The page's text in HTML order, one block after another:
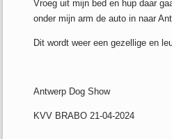
Vroeg uit mijn bed en hup daar
onder mijn arm de auto in naar
Dit wordt weer een gezellige en
Antwerp Dog Show
KVV BRABO 21-04-2024